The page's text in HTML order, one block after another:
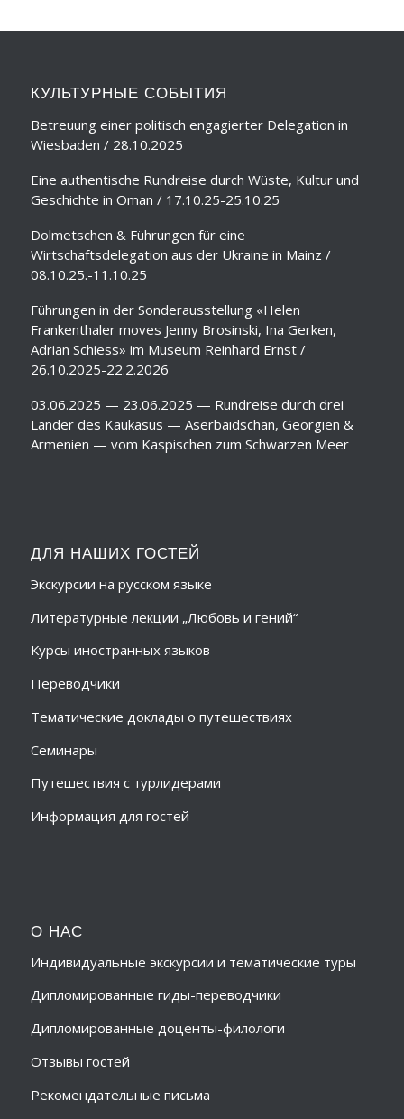
КУЛЬТУРНЫЕ СОБЫТИЯ
Betreuung einer politisch engagierter Delegation in
Wiesbaden / 28.10.2025
Eine authentische Rundreise durch Wüste, Kultur und
Geschichte in Oman / 17.10.25-25.10.25
Dolmetschen & Führungen für eine
Wirtschaftsdelegation aus der Ukraine in Mainz /
08.10.25.-11.10.25
Führungen in der Sonderausstellung «Helen
Frankenthaler moves Jenny Brosinski, Ina Gerken,
Adrian Schiess» im Museum Reinhard Ernst /
26.10.2025-22.2.2026
03.06.2025 — 23.06.2025 — Rundreise durch drei
Länder des Kaukasus — Aserbaidschan, Georgien &
Armenien — vom Kaspischen zum Schwarzen Meer
ДЛЯ НАШИХ ГОСТЕЙ
Экскурсии на русском языке
Литературные лекции „Любовь и гений“
Курсы иностранных языков
Переводчики
Тематические доклады о путешествиях
Семинары
Путешествия с турлидерами
Информация для гостей
О НАС
Индивидуальные экскурсии и тематические туры
Дипломированные гиды-переводчики
Дипломированные доценты-филологи
Отзывы гостей
Рекомендательные письма